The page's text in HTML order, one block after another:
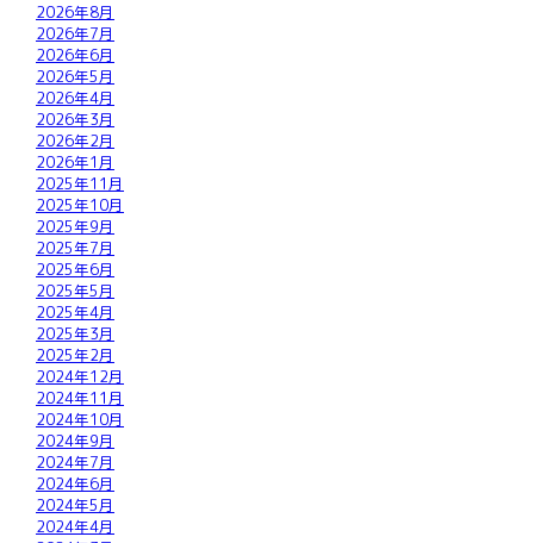
2026年8月
2026年7月
2026年6月
2026年5月
2026年4月
2026年3月
2026年2月
2026年1月
2025年11月
2025年10月
2025年9月
2025年7月
2025年6月
2025年5月
2025年4月
2025年3月
2025年2月
2024年12月
2024年11月
2024年10月
2024年9月
2024年7月
2024年6月
2024年5月
2024年4月